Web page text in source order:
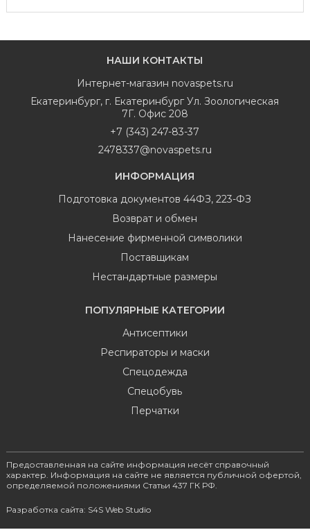
НАШИ КОНТАКТЫ
Интернет-магазин novaspets.ru
Екатеринбург, г. Екатеринбург Ул. Зоологическая
7Г. Офис 208
+7 (343) 247-83-37
2478337@novaspets.ru
ИНФОРМАЦИЯ
Подготовка документов 44ФЗ, 223-ФЗ
Возврат и обмен
Нанесение фирменной символики
Поставщикам
Нестандартные размеры
ПОПУЛЯРНЫЕ КАТЕГОРИИ
Антисептики
Респираторы и маски
Спецодежда
Спецобувь
Перчатки
Предоставленная на сайте информация несёт справочный
характер. Информация на сайте не является публичной офертой,
определяемой положениями Статьи 437 ГК РФ.
Разработка сайта: S4S Web Studio